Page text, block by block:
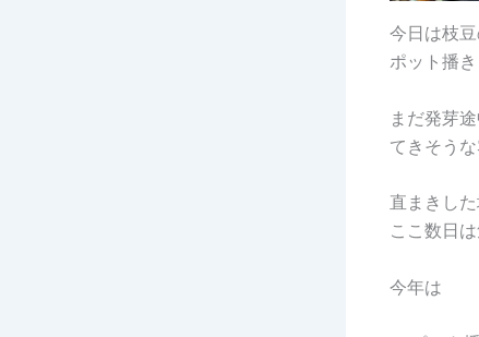
今日は枝豆
ポット播
まだ発芽
てきそうな
直まきし
ここ数日
今年は